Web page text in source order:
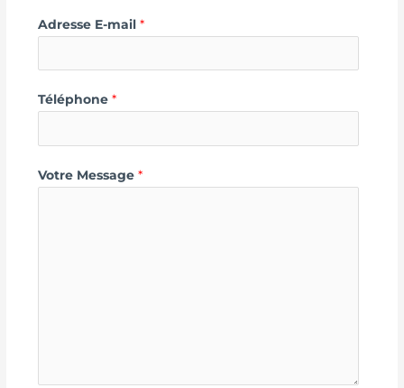
Adresse E-mail*
Téléphone*
Votre Message*